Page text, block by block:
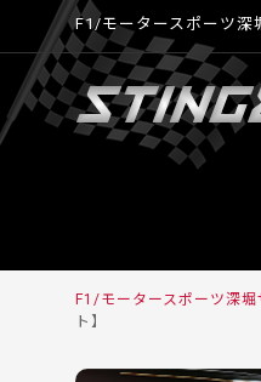
F1/モータースポーツ深
F1/モータースポーツ深
ト】